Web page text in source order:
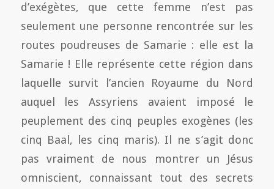
d’exégètes, que cette femme n’est pas
seulement une personne rencontrée sur les
routes poudreuses de Samarie : elle est la
Samarie ! Elle représente cette région dans
laquelle survit l’ancien Royaume du Nord
auquel les Assyriens avaient imposé le
peuplement des cinq peuples exogènes (les
cinq Baal, les cinq maris). Il ne s’agit donc
pas vraiment de nous montrer un Jésus
omniscient, connaissant tout des secrets